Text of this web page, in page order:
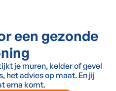
een gezonde
je muren, kelder of gevel
het advies op maat. En jij
erna komt.